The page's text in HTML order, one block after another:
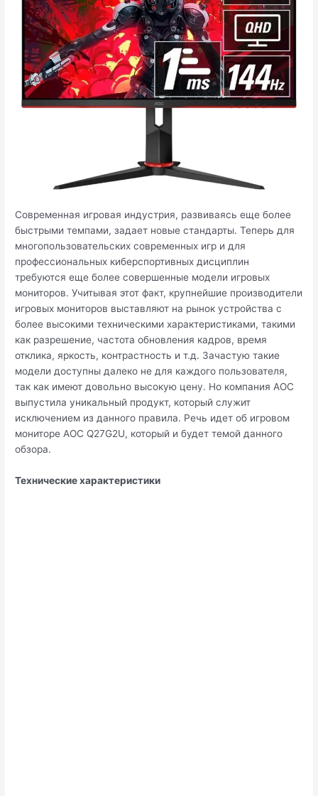
Современная игровая индустрия, развиваясь еще более
быстрыми темпами, задает новые стандарты. Теперь для
многопользовательских современных игр и для
профессиональных киберспортивных дисциплин
требуются еще более совершенные модели игровых
мониторов. Учитывая этот факт, крупнейшие производители
игровых мониторов выставляют на рынок устройства с
более высокими техническими характеристиками, такими
как разрешение, частота обновления кадров, время
отклика, яркость, контрастность и т.д. Зачастую такие
модели доступны далеко не для каждого пользователя,
так как имеют довольно высокую цену. Но компания AOC
выпустила уникальный продукт, который служит
исключением из данного правила. Речь идет об игровом
мониторе AOC Q27G2U, который и будет темой данного
обзора.
Технические характеристики